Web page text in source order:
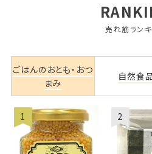
売れ筋ラン
ごはんのおとも・おつ
まみ
自然食